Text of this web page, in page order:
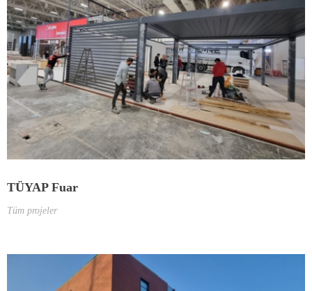
TÜYAP Fuar
Tüm projeler